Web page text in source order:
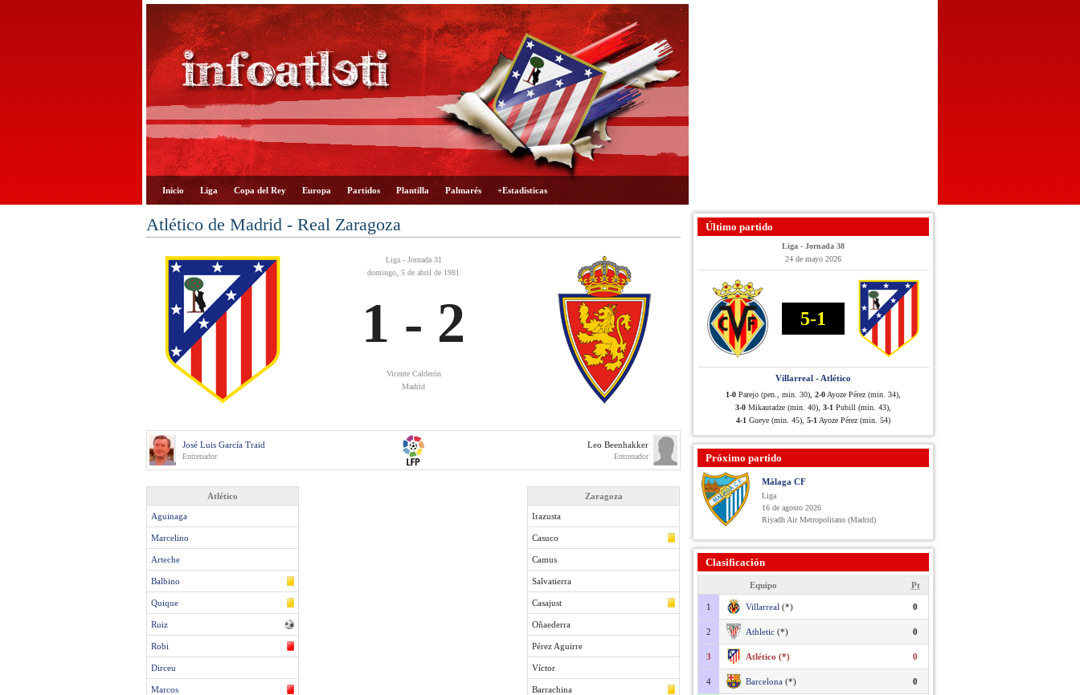
Inicio Liga Copa del Rey Europa Partidos Plantilla Palmarés +Estadísticas
Atlético de Madrid - Real Zaragoza
Liga - Jornada 31
domingo, 5 de abril de 1981
1 - 2
Vicente Calderón
Madrid
José Luis García Traid
Entrenador
Leo Beenhakker
Entrenador
Atlético
Aguinaga
Marcelino
Arteche
Balbino
Quique
Ruiz
Robi
Dirceu
Marcos
Zaragoza
Irazusta
Casuco
Camus
Salvatierra
Casajust
Oñaederra
Pérez Aguirre
Víctor
Barrachina
Último partido
Liga - Jornada 38
24 de mayo 2026
5-1
Villarreal - Atlético
1-0 Parejo (pen., min. 30), 2-0 Ayoze Pérez (min. 34),
3-0 Mikautadze (min. 40), 3-1 Pubill (min. 43),
4-1 Gueye (min. 45), 5-1 Ayoze Pérez (min. 54)
Próximo partido
Málaga CF
Liga
16 de agosto 2026
Riyadh Air Metropolitano (Madrid)
Clasificación
Equipo Pt
1 Villarreal (*) 0
2 Athletic (*) 0
3 Atlético (*) 0
4 Barcelona (*) 0